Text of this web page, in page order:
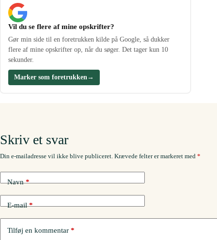
Vil du se flere af mine opskrifter?
Gør min side til en foretrukken kilde på Google, så dukker
flere af mine opskrifter op, når du søger. Det tager kun 10
sekunder.
Marker som foretrukken→
Skriv et svar
Din e-mailadresse vil ikke blive publiceret. Krævede felter er markeret med *
Navn*
E-mail*
Tilføj en kommentar *